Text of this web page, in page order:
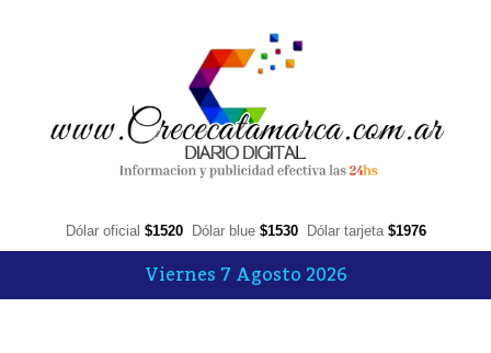
Dólar oficial $1520 Dólar blue $1530 Dólar tarjeta $1976
Viernes 7 Agosto 2026